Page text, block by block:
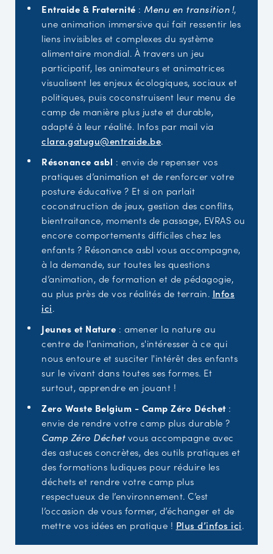
Entraide & Fraternité : Menu en transition !,
une animation immersive qui fait ressentir les
liens invisibles et complexes du système
alimentaire mondial. À travers un jeu
participatif, les animateurs et animatrices
visualisent les enjeux écologiques, sociaux et
politiques, puis coconstruisent leur menu de
camp de manière plus juste et durable,
adapté à leur réalité. Infos par mail via
clara.gatugu@entraide.be.
Résonance asbl : envie de repenser vos
pratiques d’animation et de renforcer votre
posture éducative ? Et si on parlait
coconstruction de jeux, gestion des conflits,
bientraitance, moments de passage, EVRAS ou
encore comportements difficiles chez les
enfants ? Résonance asbl vous accompagne,
à la demande, sur toutes les questions
d’animation, de formation et de pédagogie,
au plus près de vos réalités de terrain. Infos
ici.
Jeunes et Nature : amener la nature au
centre de l'animation, s'intéresser à ce qui
nous entoure et susciter l'intérêt des enfants
sur le vivant dans toutes ses formes. Et
surtout, apprendre en jouant !
Zero Waste Belgium - Camp Zéro Déchet:
envie de rendre votre camp plus durable ?
Camp Zéro Déchetvous accompagne avec
des astuces concrètes, des outils pratiques et
des formations ludiques pour réduire les
déchets et rendre votre camp plus
respectueux de l’environnement. C’est
l’occasion de vous former, d’échanger et de
mettre vos idées en pratique ! Plus d’infos ici.